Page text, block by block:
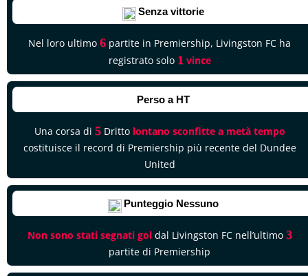
Senza vittorie
Nel loro ultimo 6 partite in Premiership, Livingston FC ha
registrato solo 1 vince
Perso a HT
Una corsa di 5Dritto lontano sconfitte a metà tempo
costituisce il record di Premiership più recente del Dundee
United
Punteggio Nessuno
Non sono stati segnati goldal Livingston FC nell’ultimo 3
partite di Premiership